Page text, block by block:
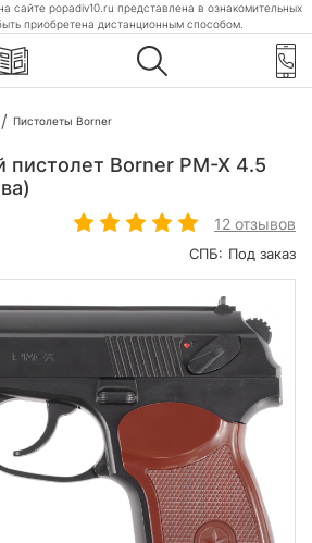
сайте popadiv10.ru представлена в ознакомительных
приобретена дистанционным способом.
Пистолеты Borner
пистолет Borner PM-X 4.5
12 отзывов
СПБ: Под заказ